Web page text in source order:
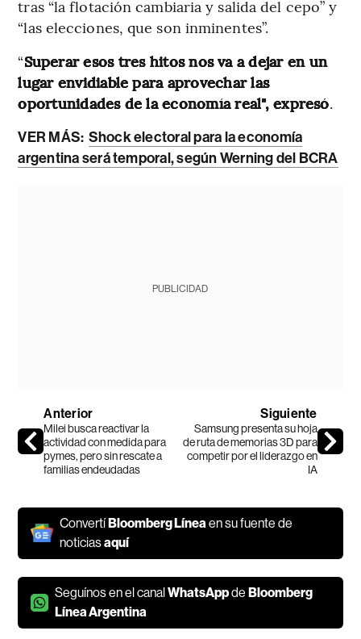
tras “la flotación cambiaria y salida del cepo” y
“las elecciones, que son inminentes”.
“Superar esos tres hitos nos va a dejar en un
lugar envidiable para aprovechar las
oportunidades de la economía real", expresó.
VER MÁS: Shock electoral para la economía
argentina será temporal, según Werning del BCRA
PUBLICIDAD
Anterior
Milei busca reactivar la
actividad con medida para
pymes, pero sin rescate a
familias endeudadas
Siguiente
Samsung presenta su hoja
de ruta de memorias 3D para
competir por el liderazgo en
IA
ConvertíBloomberg Línea en su fuente de
noticiasaquí
Seguínos en el canalWhatsAppdeBloomberg
Línea Argentina